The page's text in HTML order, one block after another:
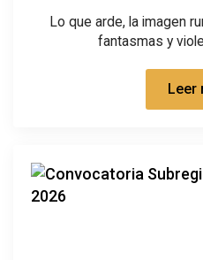
Lo que arde, la imagen
fantasmas y
Leer